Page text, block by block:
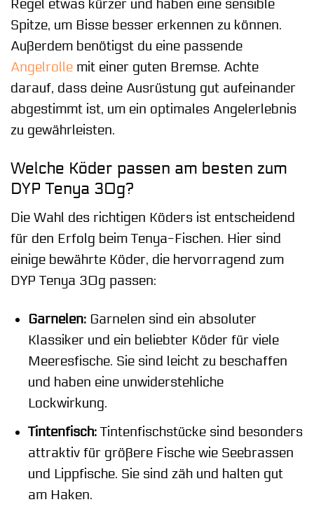
Regel etwas kürzer und haben eine sensible
Spitze, um Bisse besser erkennen zu können.
Außerdem benötigst du eine passende
Angelrolle mit einer guten Bremse. Achte
darauf, dass deine Ausrüstung gut aufeinander
abgestimmt ist, um ein optimales Angelerlebnis
zu gewährleisten.
Welche Köder passen am besten zum
DYP Tenya 30g?
Die Wahl des richtigen Köders ist entscheidend
für den Erfolg beim Tenya-Fischen. Hier sind
einige bewährte Köder, die hervorragend zum
DYP Tenya 30g passen:
Garnelen:Garnelen sind ein absoluter
Klassiker und ein beliebter Köder für viele
Meeresfische. Sie sind leicht zu beschaffen
und haben eine unwiderstehliche
Lockwirkung.
Tintenfisch:Tintenfischstücke sind besonders
attraktiv für größere Fische wie Seebrassen
und Lippfische. Sie sind zäh und halten gut
am Haken.